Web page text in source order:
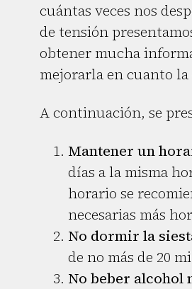
cuántas veces nos
de tensión
obtener mucha
mejorarla en cuanto la
A continuación, se
Mantener un
días a la misma
horario se
necesarias más
No dormir la
de no más de 20
No beber alcohol